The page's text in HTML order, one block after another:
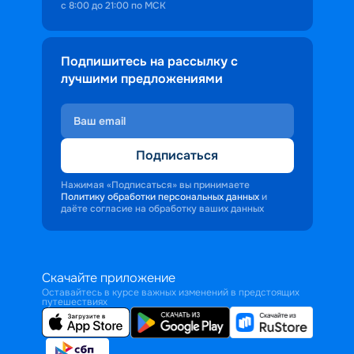
с 8:00 до 21:00 по МСК
Подпишитесь на рассылку с
лучшими предложениями
Подписаться
Нажимая «Подписаться» вы принимаете
Политику обработки персональных данных и
даёте согласие на обработку ваших данных
Скачайте приложение
Оставайтесь в курсе важных изменений в предстоящих
путешествиях